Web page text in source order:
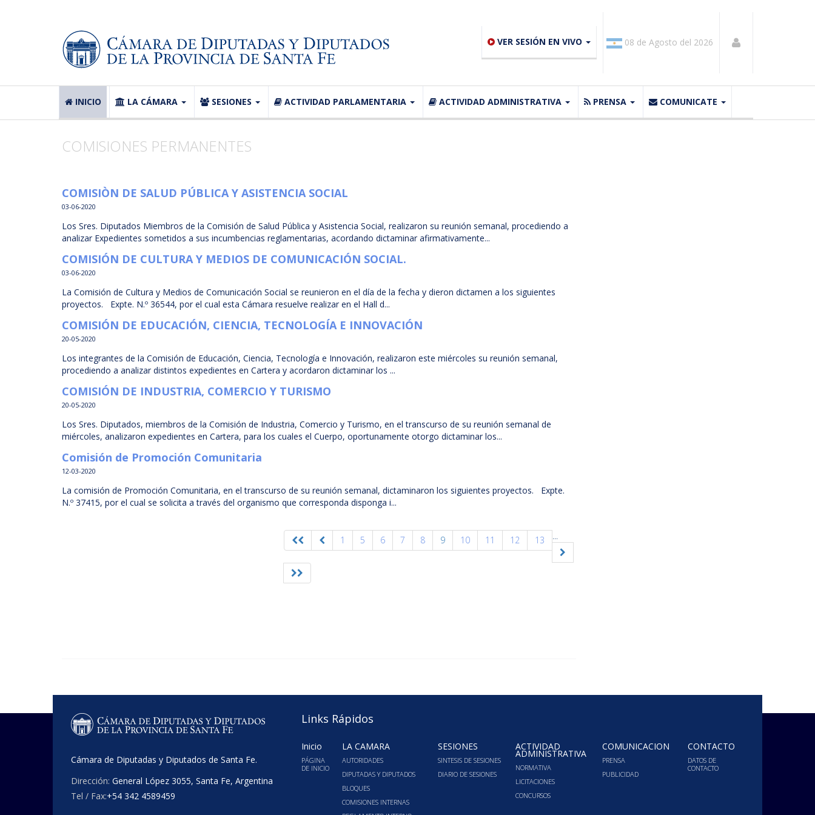
VER SESIÓN EN VIVO 08 de Agosto del 2026
INICIO LA CÁMARA SESIONES ACTIVIDAD PARLAMENTARIA ACTIVIDAD ADMINISTRATIVA PRENSA COMUNICATE
COMISIONES PERMANENTES
COMISIÒN DE SALUD PÚBLICA Y ASISTENCIA SOCIAL
03-06-2020
Los Sres. Diputados Miembros de la Comisión de Salud Pública y Asistencia Social, realizaron su reunión semanal, procediendo a
analizar Expedientes sometidos a sus incumbencias reglamentarias, acordando dictaminar afirmativamente...
COMISIÓN DE CULTURA Y MEDIOS DE COMUNICACIÓN SOCIAL.
03-06-2020
La Comisión de Cultura y Medios de Comunicación Social se reunieron en el día de la fecha y dieron dictamen a los siguientes
proyectos. Expte. N.º 36544, por el cual esta Cámara resuelve realizar en el Hall d...
COMISIÓN DE EDUCACIÓN, CIENCIA, TECNOLOGÍA E INNOVACIÓN
20-05-2020
Los integrantes de la Comisión de Educación, Ciencia, Tecnología e Innovación, realizaron este miércoles su reunión semanal,
procediendo a analizar distintos expedientes en Cartera y acordaron dictaminar los ...
COMISIÓN DE INDUSTRIA, COMERCIO Y TURISMO
20-05-2020
Los Sres. Diputados, miembros de la Comisión de Industria, Comercio y Turismo, en el transcurso de su reunión semanal de
miércoles, analizaron expedientes en Cartera, para los cuales el Cuerpo, oportunamente otorgo dictaminar los...
Comisión de Promoción Comunitaria
12-03-2020
La comisión de Promoción Comunitaria, en el transcurso de su reunión semanal, dictaminaron los siguientes proyectos. Expte.
N.º 37415, por el cual se solicita a través del organismo que corresponda disponga i...
1 ...
5 6 7 8 9 10 11 12 13
Cámara de Diputadas y Diputados de Santa Fe.
Dirección: General López 3055, Santa Fe, Argentina
Tel / Fax:+54 342 4589459
Links Rápidos
Inicio
PÁGINA
DE INICIO
LA CÁMARA
AUTORIDADES
DIPUTADAS Y DIPUTADOS
BLOQUES
COMISIONES INTERNAS
SESIONES
SINTESIS DE SESIONES
DIARIO DE SESIONES
ACTIVIDAD
ADMINISTRATIVA
NORMATIVA
LICITACIONES
CONCURSOS
COMUNICACIÓN
PRENSA
PUBLICIDAD
CONTACTO
DATOS DE
CONTACTO